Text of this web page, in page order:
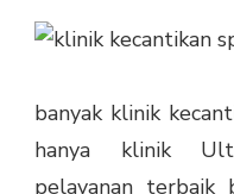
banyak klinik
hanya klinik
pelayanan terbaik